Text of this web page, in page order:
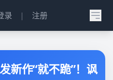
录 | 注册
新作“就不跪”！讽